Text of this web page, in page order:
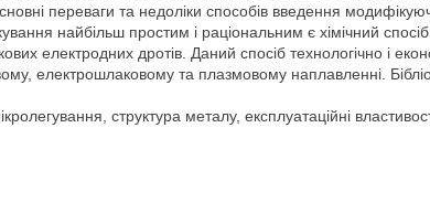
переваги та недоліки способів введення
найбільш простим і раціональним є хімічний
електродних дротів. Даний спосіб технологічно і
електрошлаковому та плазмовому наплавленні.
структура металу, експлуатаційні